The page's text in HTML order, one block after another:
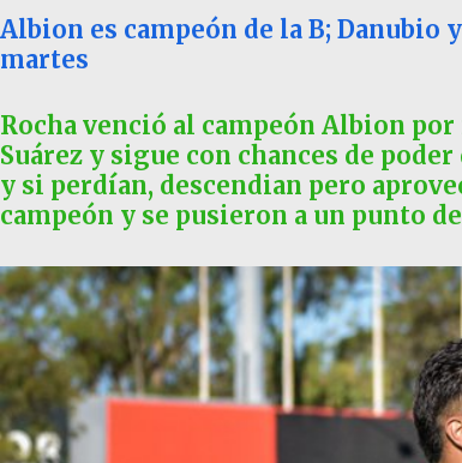
Albion es campeón de la B;
martes
Rocha venció al campeón Albion
Suárez y sigue con chances de
y si perdían, descendian pero
campeón y se pusieron a un punto